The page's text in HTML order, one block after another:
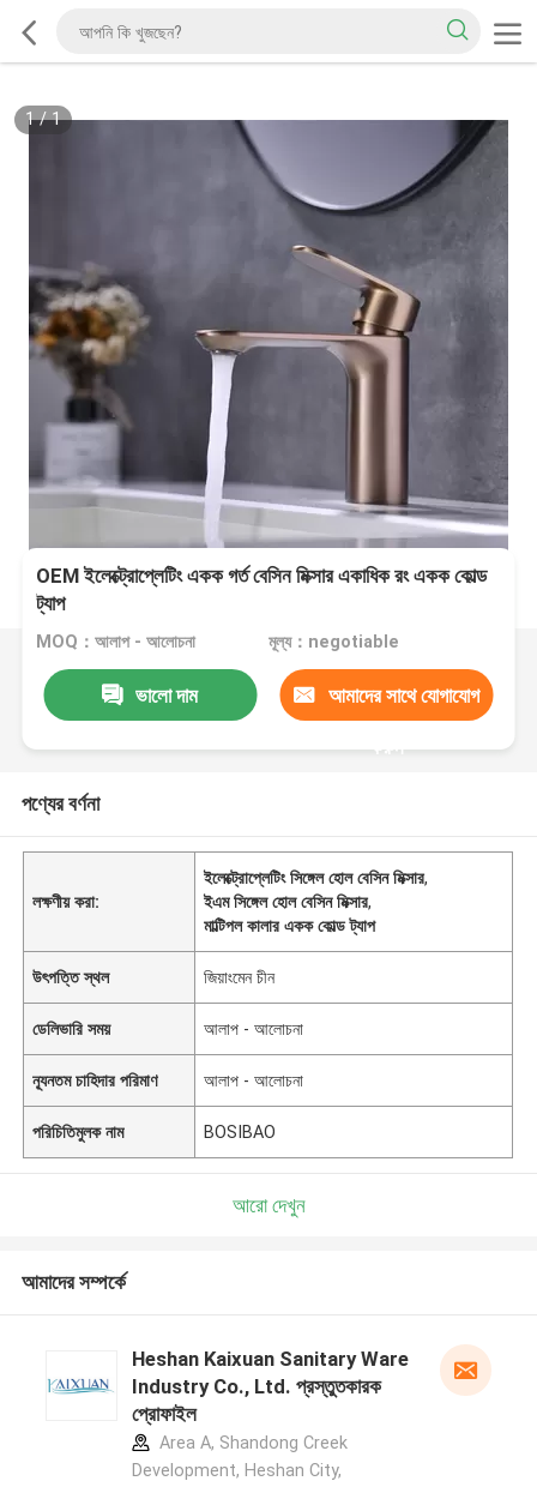
1/1
OEM ইলেক্ট্রোপ্লেটিং একক গর্ত বেসিন মিক্সার একাধিক রং একক কোল্ড
ট্যাপ
MOQ：আলাপ - আলোচনা মূল্য：negotiable
ভালো দাম আমাদের সাথে যোগাযোগ
করুন
পণ্যের বর্ণনা
লক্ষণীয় করা:
ইলেক্ট্রোপ্লেটিং সিঙ্গেল হোল বেসিন মিক্সার,
ইএম সিঙ্গেল হোল বেসিন মিক্সার,
মাল্টিপল কালার একক কোল্ড ট্যাপ
উৎপত্তি স্থল জিয়াংমেন চীন
ডেলিভারি সময় আলাপ - আলোচনা
ন্যূনতম চাহিদার পরিমাণ আলাপ - আলোচনা
পরিচিতিমুলক নাম BOSIBAO
আরো দেখুন
আমাদের সম্পর্কে
Heshan Kaixuan Sanitary Ware
Industry Co., Ltd. প্রস্তুতকারক
প্রোফাইল
Area A, Shandong Creek
Development, Heshan City,